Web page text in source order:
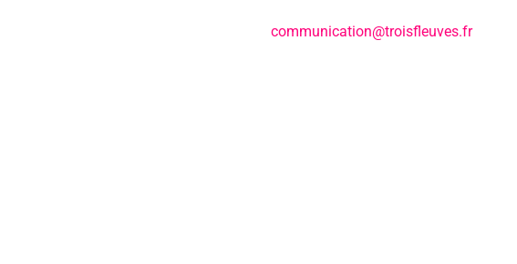
communication@troisfleuves.fr